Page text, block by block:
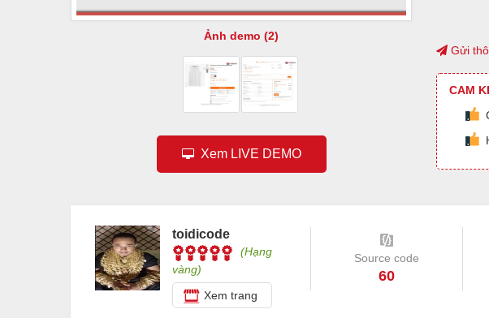
Ảnh demo (2)
Xem LIVE DEMO
Gửi
CAM
toidicode
(Hạng
vàng)
Xem trang
Source code
60